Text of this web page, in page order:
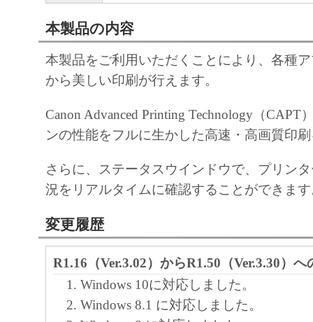
するためのバックアップとして、「本ソフ
部、複製することができます。
ヤノンのライセンサーのいかなる知的財産
と黙示たるとを問わず、本契約書によって
るいは許諾されるものではありません。
２．制限
くは貸与その他の方法により、第三者に「
ア」を使用させることはできません。
正、改変、逆コンパイル、逆アセンブル、
このような行為をさせてはなりません。
３．帰属
「本ソフトウェア」に係る権原および所有
本製品の内容
本製品をご利用いただくことにより、各種
から美しい印刷が行えます。
Canon Advanced Printing Technology（CAPT
ンの性能をフルに生かした高速・高画質印
さらに、ステータスウインドウで、プリン
況をリアルタイムに確認することができま
変更履歴
R1.16（Ver.3.02）からR1.50（Ver.3.30）へ
Windows 10に対応しました。
Windows 8.1 に対応しました。